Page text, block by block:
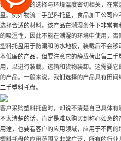
该产品材料的选择与环境温度密切相关，在
盘。例如物流二手塑料托盘，食品加工公司应
选择合适的材料。该产品在潮湿条件下非常
的吸湿性，因此不能在潮湿的环境中使用，否
塑料托盘用于防潮和防水地板，装载后不会
本低廉的产品，但要注意它的静载荷出售二手
用，以进行装载，运输和货物装卸。这需要
的产品。一般来说，我们选择的产品具有田
二手塑料托盘。
客户采购塑料托盘时，却说不清楚自己具体
不太清楚的话，肯定是难以购买到称心如意
用途，也要看客户的应用领域，应用于不同的
塑料托盘的应用范围又非常广泛，所有的行